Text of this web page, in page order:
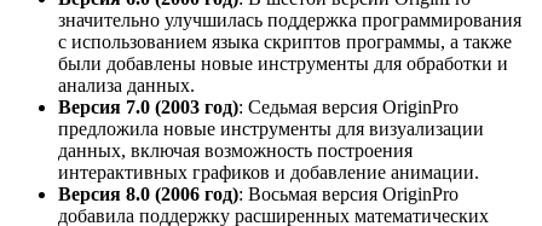
значительно улучшилась поддержка программирования
с использованием языка скриптов программы, а также
были добавлены новые инструменты для обработки и
анализа данных.
Версия 7.0 (2003 год): Седьмая версия OriginPro
предложила новые инструменты для визуализации
данных, включая возможность построения
интерактивных графиков и добавление анимации.
Версия 8.0 (2006 год): Восьмая версия OriginPro
добавила поддержку расширенных математических